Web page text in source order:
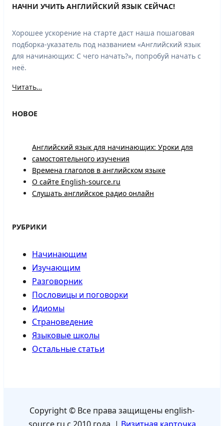
НАЧНИ УЧИТЬ АНГЛИЙСКИЙ ЯЗЫК СЕЙЧАС!
Хорошее ускорение на старте даст наша пошаговая
подборка-указатель под названием «Английский язык
для начинающих: С чего начать?», попробуй начать с
неё.
Читать…
НОВОЕ
Английский язык для начинающих: Уроки для
самостоятельного изучения
Времена глаголов в английском языке
О сайте English-source.ru
Слушать английское радио онлайн
РУБРИКИ
Начинающим
Изучающим
Разговорник
Пословицы и поговорки
Идиомы
Страноведение
Языковые школы
Остальные статьи
Copyright © Все права защищены english-